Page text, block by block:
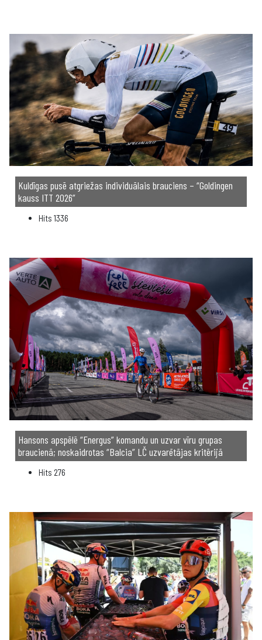
Kuldīgas pusē atgriežas individuālais brauciens – “Goldingen
kauss ITT 2026”
Hits 1336
Hansons apspēlē “Energus” komandu un uzvar vīru grupas
braucienā; noskaidrotas “Balcia” LČ uzvarētājas kritērijā
Hits 276